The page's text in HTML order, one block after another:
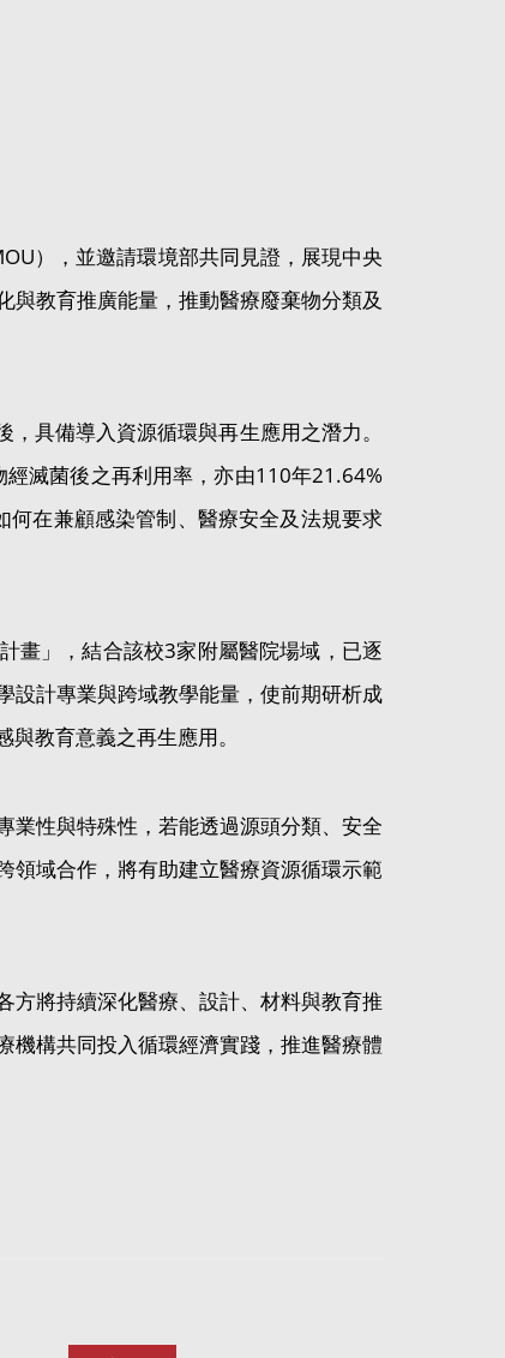
），並邀請環境部共同見證，展現中央
教育推廣能量，推動醫療廢棄物分類及
具備導入資源循環與再生應用之潛力。
滅菌後之再利用率，亦由110年21.64%
在兼顧感染管制、醫療安全及法規要求
畫」，結合該校3家附屬醫院場域，已逐
設計專業與跨域教學能量，使前期研析成
教育意義之再生應用。
業性與特殊性，若能透過源頭分類、安全
領域合作，將有助建立醫療資源循環示範
方將持續深化醫療、設計、材料與教育推
機構共同投入循環經濟實踐，推進醫療體